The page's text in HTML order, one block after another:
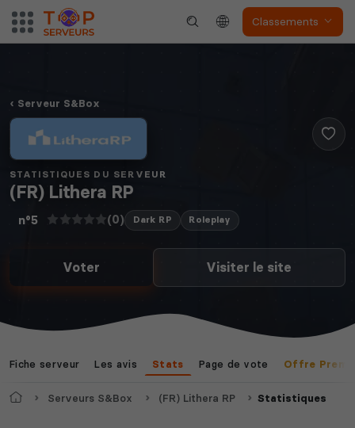
Classements
Serveur S&Box
STATISTIQUES DU SERVEUR
(FR) Lithera RP
n°5 (0) Dark RP Roleplay
Voter Visiter le site
Fiche serveur Les avis Stats Page de vote Offre
AccueilServeurs S&Box (FR) Lithera RP Statistiques